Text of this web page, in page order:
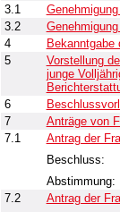
3.1
3.2
4
5
Vorstellung
junge
6
7
Anträge von
7.1
Antrag der
Beschluss:
Abstimmung:
7.2
Antrag der